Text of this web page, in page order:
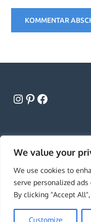
We value your
We use cookies to
serve personalized
By clicking "Accept
Customize
Instagram
Pinterest
Facebook
Copyright © All